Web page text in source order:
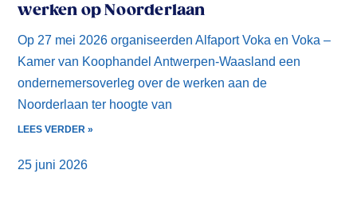
werken op Noorderlaan
Op 27 mei 2026 organiseerden Alfaport Voka en Voka –
Kamer van Koophandel Antwerpen-Waasland een
ondernemersoverleg over de werken aan de
Noorderlaan ter hoogte van
LEES VERDER »
25 juni 2026